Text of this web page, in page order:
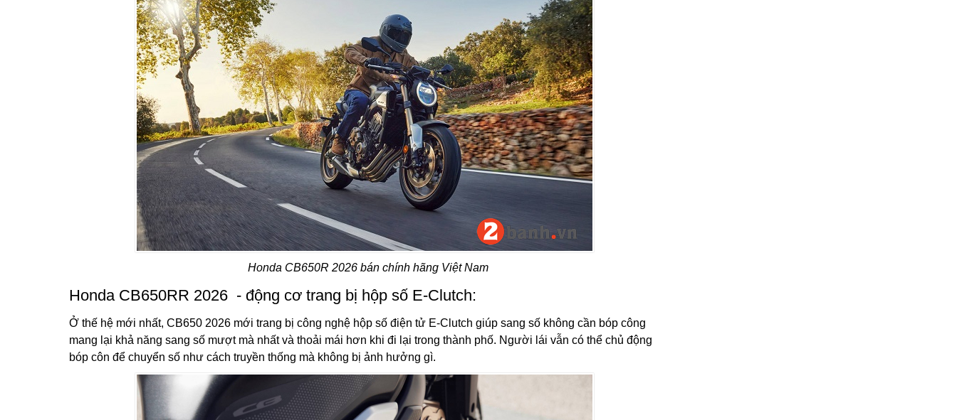
Honda CB650R 2026 bán chính hãng Việt Nam
Honda CB650RR 2026 - động cơ trang bị hộp số E-Clutch:
Ở thế hệ mới nhất, CB650 2026 mới trang bị công nghệ hộp số điện tử E-Clutch giúp sang số không cần bóp công
mang lại khả năng sang số mượt mà nhất và thoải mái hơn khi đi lại trong thành phố. Người lái vẫn có thể chủ động
bóp côn để chuyển số như cách truyền thống mà không bị ảnh hưởng gì.